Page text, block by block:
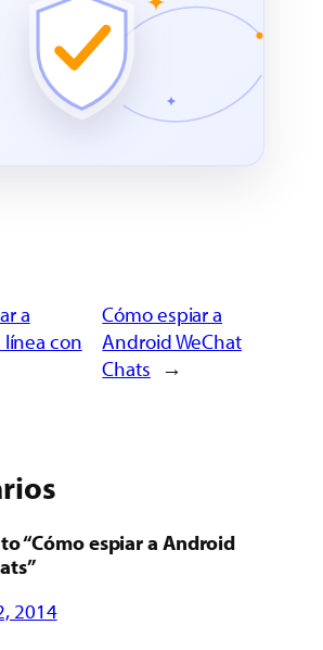
a
con
Cómo espiar a
Android WeChat
Chats →
“Cómo espiar a Android
2014